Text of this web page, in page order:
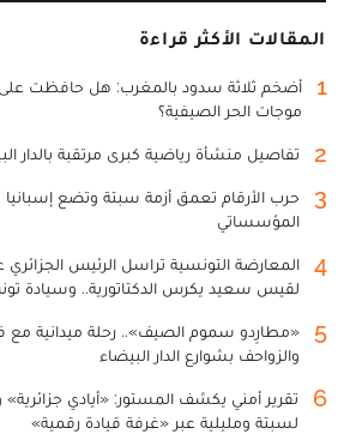
المقالات الأكثر قراءة
1
أضخم ثلاثة سدود بالمغرب: هل حافظت
موجات الحر الصيفية؟
2 تفاصيل منشأة رياضية كبرى مرتقبة بالدار
3
حرب الأرقام تعمق أزمة سبتة وتضع
المؤسساتي
4
المعارضة التونسية تراسل الرئيس
لقيس سعيد يكرس الدكتاتورية.. وسيادة
5
«مطارِدو سموم الصيف».. رحلة ميدانية مع
والزواحف بشوارع الدار البيضاء
6
تقرير أمني يكشف المستور: «أيادي
لسبتة ومليلية عبر «غرفة قيادة رقمية»